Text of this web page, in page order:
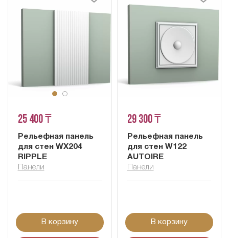
25 400 ₸
Рельефная панель
для стен WX204
RIPPLE
Панели
В корзину
29 300 ₸
Рельефная панель
для стен W122
AUTOIRE
Панели
В корзину